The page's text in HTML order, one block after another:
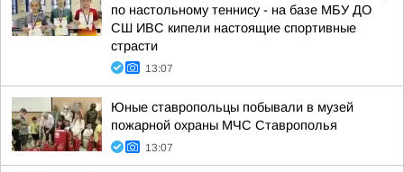
по настольному теннису - на базе МБУ ДО
СШ ИВС кипели настоящие спортивные
страсти
13:07
Юные ставропольцы побывали в музей
пожарной охраны МЧС Ставрополья
13:07